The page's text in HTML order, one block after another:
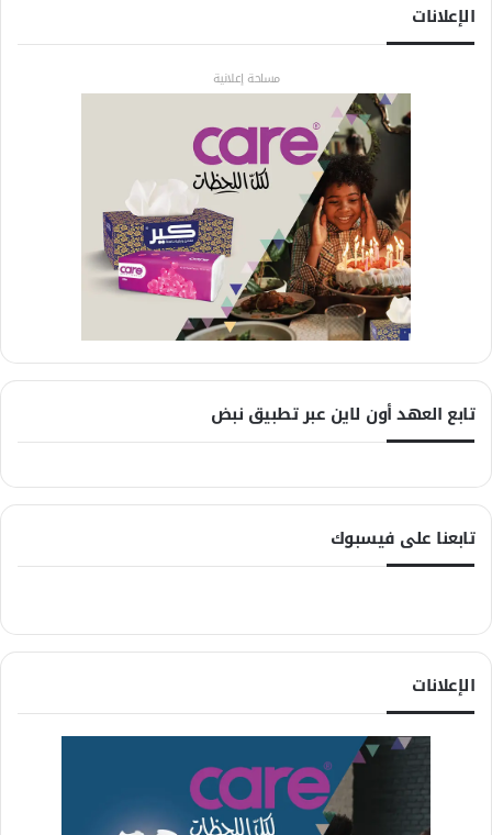
الإعلانات
مساحة إعلانية
تابع العهد أون لاين عبر تطبيق نبض
تابعنا على فيسبوك
الإعلانات